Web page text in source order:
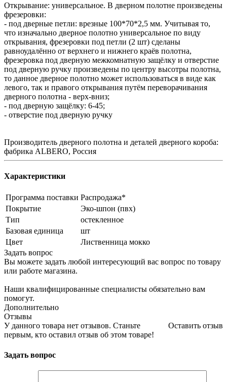
Открывание: универсальное. В дверном полотне произведены
фрезеровки:
- под дверные петли: врезные 100*70*2,5 мм. Учитывая то,
что изначально дверное полотно универсальное по виду
открывания, фрезеровки под петли (2 шт) сделаны
равноудалённо от верхнего и нижнего краёв полотна,
фрезеровка под дверную межкомнатную защёлку и отверстие
под дверную ручку произведены по центру высотры полотна,
то данное дверное полотно может использоваться в виде как
левого, так и правого открывания путём переворачивания
дверного полотна - верх-вниз;
- под дверную защёлку: 6-45;
- отверстие под дверную ручку
Производитель дверного полотна и деталей дверного короба:
фабрика ALBERO, Россия
Характеристики
Программа поставки Распродажа*
Покрытие
Эко-шпон (пвх)
Тип
остекленное
Базовая единица
шт
Цвет
Лиственница мокко
Задать вопрос
Вы можете задать любой интересующий вас вопрос по товару
или работе магазина.
Наши квалифицированные специалисты обязательно вам
помогут.
Дополнительно
Отзывы
Оставить отзыв
У данного товара нет отзывов. Станьте
первым, кто оставил отзыв об этом товаре!
Задать вопрос